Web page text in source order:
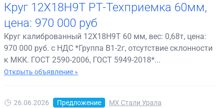
Круг 12Х18Н9Т РТ-Техприемка 60мм,
цена: 970 000 руб
Круг калиброванный 12Х18Н9Т 60 мм, вес: 0,68т, цена:
970 000 руб. с НДС *Группа В1-2г, отсутствие склонности
к МКК. ГОСТ 2590-2006, ГОСТ 5949-2018*...
Открыть объявление »
26.06.2026 Предложение МХ Стали Урала